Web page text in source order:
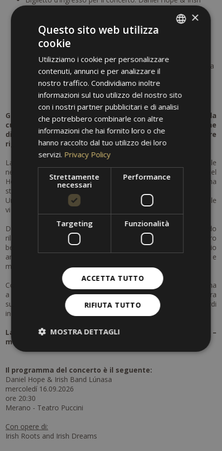
1 massaggio agli olii aromatici alla SPA delle Terme
Merano (50 min.)
1 Ingresso alle Terme Merano (2 ore con accesso alle
piscine e sauna)
10% riduzione sugli ingressi alle Terme Merano
5% riduzione su trattamenti di bellezza e massaggi alla spa
delle Terme di Merano
Posteggi auto direttamente davanti all‘hotel
Noleggio biciclette gratuito direttamente in hotel
Godetevi una vacanza indimenticabile all’insegna della
cultura e del relax a Merano – una perfetta combinazione
di musica di alto livello, natura alpina e benessere
rigenerante.
Lasciatevi incantare da un’esperienza concertistica speciale
nell’ambito delle rinomate Settimane Musicali Meranesi: Daniel
Hope & Irish Band Lúnasa vi entusiaseranno con un programma
straordinario.
Una serata ricca di emozioni, sonorità e pura eccellenza musicale
vi attende.
Dopo questo highlight culturale, immergetevi nel mondo
rilassante delle Terme di Merano. Concedetevi momenti di puro
benessere e lasciatevi coccolare con un esclusivo massaggio
aromatico per due – un’esperienza che armonizza corpo e
mente.
Concludete la giornata in modo perfetto con una romantica cena
a lume di candela in giardino: delizie culinarie, un’atmosfera
suggestiva e le miti serate meranesi creeranno ricordi
indimenticabili.
La vostra vacanza tra cultura e piacere a Merano –
musica, relax e momenti di coppia.
Il programma del concerto è il seguente:
Daniel Hope & Irish Band Lúnasa
mercoledí 16.09.2026
ore 20:30
Merano - Teatro Puccini
Con opere di:
Irish Roots and Irish Dreams
GERMAN
×
Questo sito web utilizza
cookie
Utilizziamo i cookie per personalizzare
contenuti, annunci e per analizzare il
nostro traffico. Condividiamo inoltre
informazioni sul tuo utilizzo del nostro sito
con i nostri partner pubblicitari e di analisi
che potrebbero combinarle con altre
informazioni che hai fornito loro o che
hanno raccolto dal tuo utilizzo dei loro
servizi. Privacy Policy
Strettamente
necessari
Performance
Targeting Funzionalità
ACCETTA TUTTO
RIFIUTA TUTTO
MOSTRA DETTAGLI